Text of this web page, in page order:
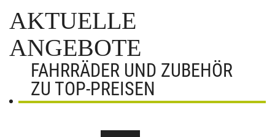
AKTUELLE
ANGEBOTE
FAHRRÄDER UND ZUBEHÖR
ZU TOP-PREISEN